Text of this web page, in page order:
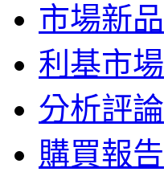
市場新品
利基市場
分析評論
購買報告